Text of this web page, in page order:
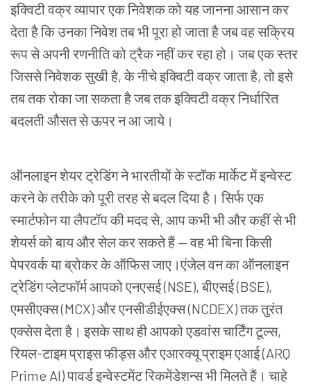
इक्विटी वक्र व्यापारएक निवेशक को यह जानना आसान कर
देता है कि उनका निवेश तब भी पूरा हो जाता है जब वह सक्रिय
रूप से अपनी रणनीति को ट्रैक नहीं कर रहा हो। जब एक स्तर
जिससे निवेशक सुखी है, के नीचे इक्विटी वक्र जाता है, तो इसे
तब तक रोका जा सकता है जब तक इक्विटी वक्र निर्धारित
बदलतीऔसत से ऊपर न आ जाये।
ऑनलाइन शेयर ट्रेडिंग ने भारतीयों के स्टॉक मार्केट में इन्वेस्ट
करने के तरीके को पूरी तरह से बदल दिया है। सिर्फ एक
स्मार्टफोन या लैपटॉप की मदद से, आप कभी भी और कहीं से भी
शेयर्स को बाय और सेल कर सकते हैं — वह भी बिना किसी
पेपरवर्क या ब्रोकर के ऑफिस जाए।एंजेल वन का ऑनलाइन
ट्रेडिंग प्लेटफॉर्म आपको एनएसई (NSE), बीएसई (BSE),
एमसीएक्स (MCX) और एनसीडीईएक्स (NCDEX) तक तुरंत
एक्सेस देता है। इसके साथ ही आपको एडवांस चार्टिंग टूल्स,
रियल-टाइम प्राइस फीड्स और एआरक्यू प्राइम एआई (ARQ
Prime AI) पावर्ड इन्वेस्टमेंट रिकमेंडेशन्स भी मिलते हैं। चाहे